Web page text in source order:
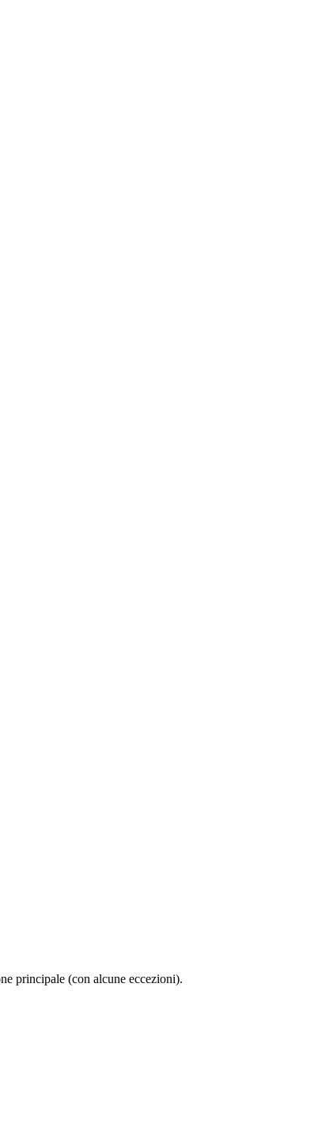
principale (con alcune eccezioni).